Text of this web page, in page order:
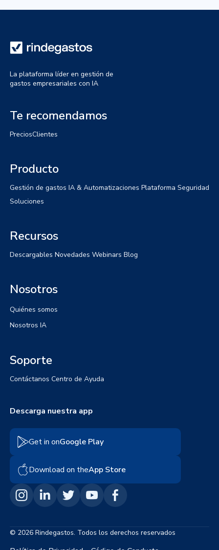
La plataforma líder en gestión de
gastos empresariales con IA
Te recomendamos
PreciosClientes
Producto
Gestión de gastos IA & Automatizaciones Plataforma Seguridad
Soluciones
Recursos
Descargables Novedades Webinars Blog
Nosotros
Quiénes somos
Nosotros IA
Soporte
Contáctanos Centro de Ayuda
© 2026 Rindegastos. Todos los derechos reservados
Descarga nuestra app
Get in onGoogle Play
Download on theApp Store